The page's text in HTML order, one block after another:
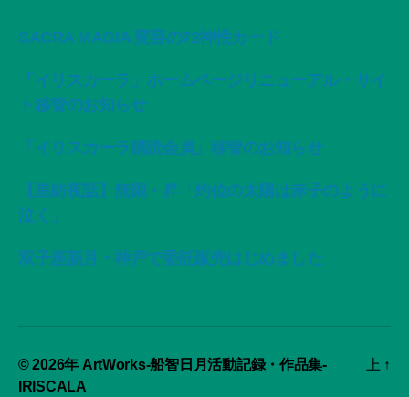
SACRA MAGIA 変容の72神性カード
「イリスカーラ」ホームページリニューアル・サイ
ト移管のお知らせ
「イリスカーラ購読会員」移管のお知らせ
【星紡夜話】無限・昇「灼位の太陽は赤子のように
泣く」
双子座新月・神戸で委託販売はじめました
© 2026年 ArtWorks-船智日月活動記録・作品集-
IRISCALA
上 ↑